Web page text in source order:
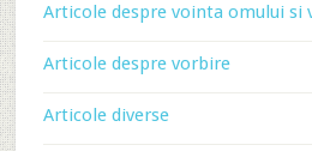
Articole despre vointa omului si
Articole despre vorbire
Articole diverse